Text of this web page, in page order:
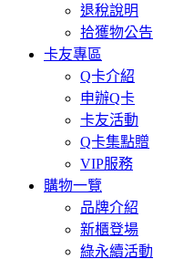
退稅說明
拾獲物公告
卡友專區
Q卡介紹
申辦Q卡
卡友活動
Q卡集點贈
VIP服務
購物一覽
品牌介紹
新櫃登場
綠永續活動